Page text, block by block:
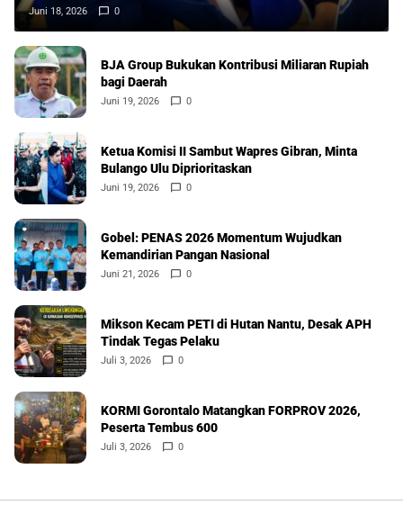
Juni 18, 2026 0
BJA Group Bukukan Kontribusi Miliaran Rupiah
bagi Daerah
Juni 19, 2026 0
Ketua Komisi II Sambut Wapres Gibran, Minta
Bulango Ulu Diprioritaskan
Juni 19, 2026 0
Gobel: PENAS 2026 Momentum Wujudkan
Kemandirian Pangan Nasional
Juni 21, 2026 0
Mikson Kecam PETI di Hutan Nantu, Desak APH
Tindak Tegas Pelaku
Juli 3, 2026 0
KORMI Gorontalo Matangkan FORPROV 2026,
Peserta Tembus 600
Juli 3, 2026 0